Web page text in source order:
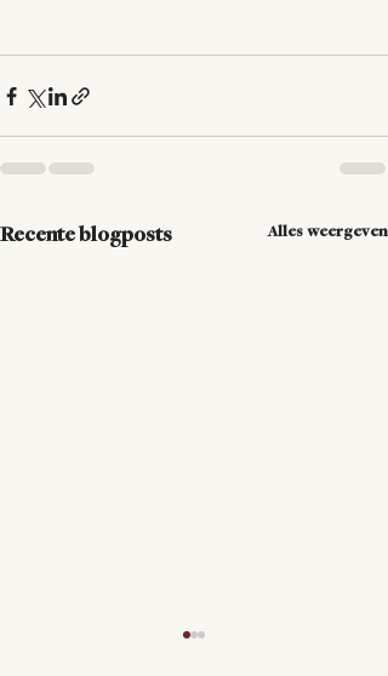
Recente blogposts Alles weergeven